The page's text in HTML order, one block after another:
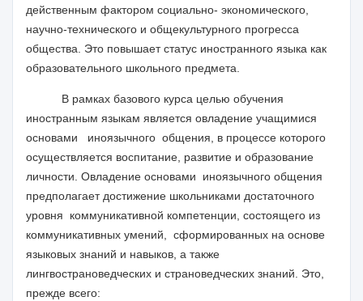
действенным фактором социально- экономического,
научно-технического и общекультурного прогресса
общества. Это повышает статус иностранного языка как
образовательного школьного предмета.
В рамках базового курса целью обучения
иностранным языкам является овладение учащимися
основами иноязычного общения, в процессе которого
осуществляется воспитание, развитие и образование
личности. Овладение основами иноязычного общения
предполагает достижение школьниками достаточного
уровня коммуникативной компетенции, состоящего из
коммуникативных умений, сформированных на основе
языковых знаний и навыков, а также
лингвострановедческих и страноведческих знаний. Это,
прежде всего: